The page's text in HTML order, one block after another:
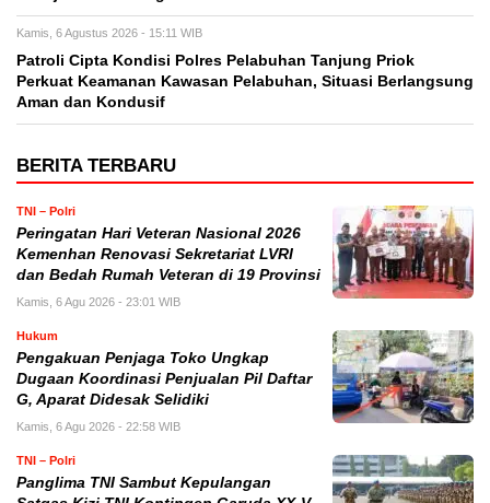
Kamis, 6 Agustus 2026 - 15:11 WIB
Patroli Cipta Kondisi Polres Pelabuhan Tanjung Priok
Perkuat Keamanan Kawasan Pelabuhan, Situasi Berlangsung
Aman dan Kondusif
BERITA TERBARU
TNI – Polri
Peringatan Hari Veteran Nasional 2026
Kemenhan Renovasi Sekretariat LVRI
dan Bedah Rumah Veteran di 19 Provinsi
Kamis, 6 Agu 2026 - 23:01 WIB
Hukum
Pengakuan Penjaga Toko Ungkap
Dugaan Koordinasi Penjualan Pil Daftar
G, Aparat Didesak Selidiki
Kamis, 6 Agu 2026 - 22:58 WIB
TNI – Polri
Panglima TNI Sambut Kepulangan